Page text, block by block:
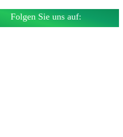
Folgen Sie uns auf: